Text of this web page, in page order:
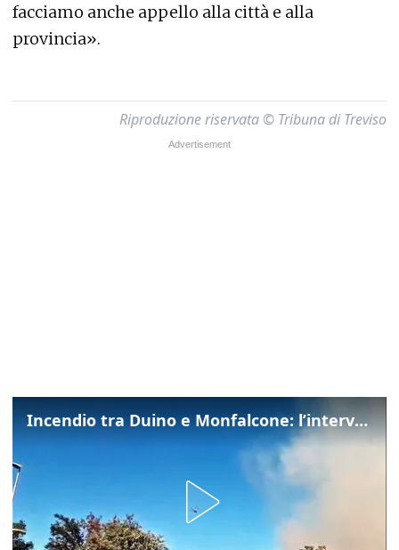
facciamo anche appello alla città e alla
provincia».
Riproduzione riservata © Tribuna di Treviso
Incendio tra Duino e Monfalcone: l’intervento dei vigili del fuoco